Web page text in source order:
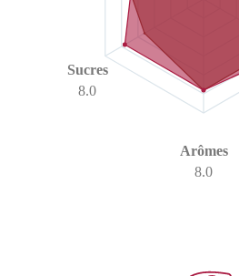
Arômes
8.0
Sucres
8.0